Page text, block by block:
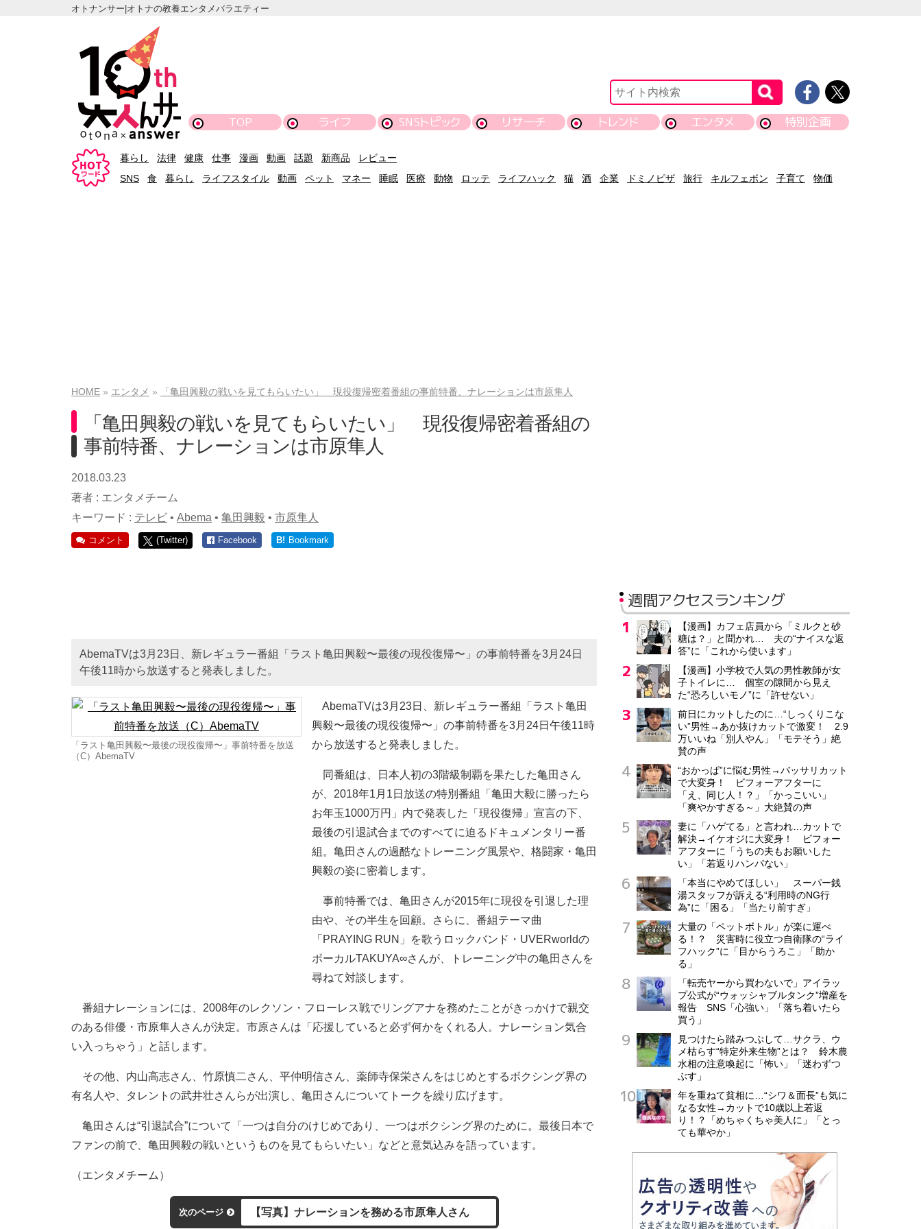
オトナンサー|オトナの教養エンタメバラエティー
TOP ライフ SNSトピック リサーチ トレンド エンタメ 特別企画
暮らし 法律 健康 仕事 漫画 動画 話題 新商品
レビュー
SNS
食 暮らし ライフスタイル 動画 ペット マネー 睡眠 医療 動物 ロッテ ライフハック 猫 酒 企業 ドミノピザ 旅行 キルフェボン 子育て 物価
HOME エンタメ 「亀田興毅の戦いを見てもらいたい」 現役復帰密着番組の事前特番、ナレーションは市原隼人
「亀田興毅の戦いを見てもらいたい」 現役復帰密着番組の
事前特番、ナレーションは市原隼人
2018.03.23
著者 : エンタメチーム
キーワード : テレビ • Abema • 亀田興毅 • 市原隼人
コメント (Twitter) Facebook B! Bookmark
AbemaTVは3月23日、新レギュラー番組「ラスト亀田興毅〜最後の現役復帰〜」の事前特番を3月24日
午後11時から放送すると発表しました。
「ラスト亀田興毅〜最後の現役復帰〜」事前特番を放送
（C）AbemaTV
AbemaTVは3月23日、新レギュラー番組「ラスト亀田
興毅〜最後の現役復帰〜」の事前特番を3月24日午後11時
から放送すると発表しました。
同番組は、日本人初の3階級制覇を果たした亀田さん
が、2018年1月1日放送の特別番組「亀田大毅に勝ったら
お年玉1000万円」内で発表した「現役復帰」宣言の下、
最後の引退試合までのすべてに迫るドキュメンタリー番
組。亀田さんの過酷なトレーニング風景や、格闘家・亀田
興毅の姿に密着します。
事前特番では、亀田さんが2015年に現役を引退した理
由や、その半生を回顧。さらに、番組テーマ曲
「PRAYING RUN」を歌うロックバンド・UVERworldの
ボーカルTAKUYA∞さんが、トレーニング中の亀田さんを
尋ねて対談します。
番組ナレーションには、2008年のレクソン・フローレス戦でリングアナを務めたことがきっかけで親交
のある俳優・市原隼人さんが決定。市原さんは「応援していると必ず何かをくれる人。ナレーション気合
い入っちゃう」と話します。
その他、内山高志さん、竹原慎二さん、平仲明信さん、薬師寺保栄さんをはじめとするボクシング界の
有名人や、タレントの武井壮さんらが出演し、亀田さんについてトークを繰り広げます。
亀田さんは“引退試合”について「一つは自分のけじめであり、一つはボクシング界のために。最後日本で
ファンの前で、亀田興毅の戦いというものを見てもらいたい」などと意気込みを語っています。
（エンタメチーム）
次のページ 【写真】ナレーションを務める市原隼人さん
週間アクセスランキング
【漫画】カフェ店員から「ミルクと砂
糖は？」と聞かれ… 夫の“ナイスな返
答”に「これから使います」
【漫画】小学校で人気の男性教師が女
子トイレに… 個室の隙間から見え
た“恐ろしいモノ”に「許せない」
前日にカットしたのに…“しっくりこな
い”男性→あか抜けカットで激変！ 2.9
万いいね「別人やん」「モテそう」絶
賛の声
“おかっぱ”に悩む男性→バッサリカット
で大変身！ ビフォーアフターに
「え、同じ人！？」「かっこいい」
「爽やかすぎる～」大絶賛の声
妻に「ハゲてる」と言われ…カットで
解決→イケオジに大変身！ ビフォー
アフターに「うちの夫もお願いした
い」「若返りハンパない」
「本当にやめてほしい」 スーパー銭
湯スタッフが訴える“利用時のNG行
為”に「困る」「当たり前すぎ」
大量の「ペットボトル」が楽に運べ
る！？ 災害時に役立つ自衛隊の“ライ
フハック”に「目からうろこ」「助か
る」
「転売ヤーから買わないで」アイラッ
プ公式が“ウォッシャブルタンク”増産を
報告 SNS「心強い」「落ち着いたら
買う」
見つけたら踏みつぶして…サクラ、ウ
メ枯らす“特定外来生物”とは？ 鈴木農
水相の注意喚起に「怖い」「迷わずつ
ぶす」
年を重ねて貧相に…“シワ＆面長”も気に
なる女性→カットで10歳以上若返
り！？「めちゃくちゃ美人に」「とっ
ても華やか」